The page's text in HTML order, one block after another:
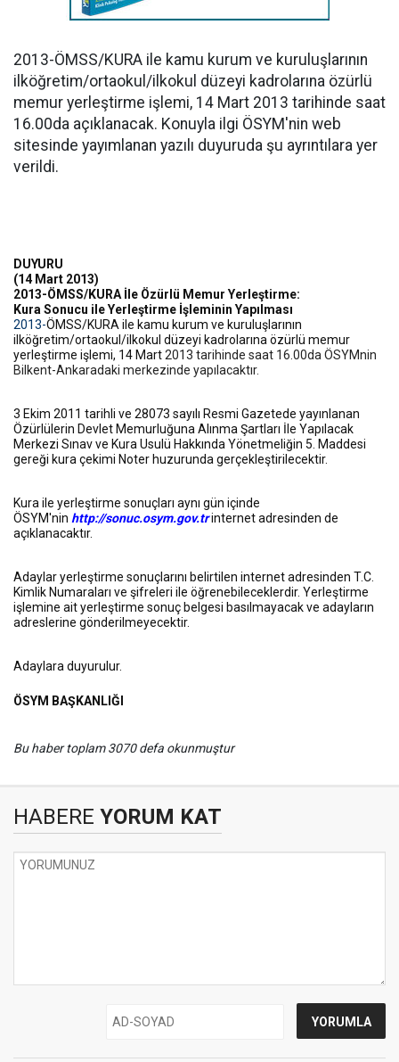
2013-ÖMSS/KURA ile kamu kurum ve kuruluşlarının
ilköğretim/ortaokul/ilkokul düzeyi kadrolarına özürlü
memur yerleştirme işlemi, 14 Mart 2013 tarihinde saat
16.00da açıklanacak. Konuyla ilgi ÖSYM'nin web
sitesinde yayımlanan yazılı duyuruda şu ayrıntılara yer
verildi.
DUYURU
(14 Mart 2013)
2013-ÖMSS/KURA İle Özürlü Memur Yerleştirme:
Kura Sonucu ile Yerleştirme İşleminin Yapılması
2013-ÖMSS/KURA ile kamu kurum ve kuruluşlarının
ilköğretim/ortaokul/ilkokul düzeyi kadrolarına özürlü memur
yerleştirme işlemi, 14 Mart2013 tarihinde saat 16.00da ÖSYMnin
Bilkent-Ankaradaki merkezinde yapılacaktır.
3 Ekim 2011 tarihli ve 28073 sayılı Resmi Gazetede yayınlanan
Özürlülerin Devlet Memurluğuna Alınma Şartları İle Yapılacak
Merkezi Sınav ve Kura Usulü Hakkında Yönetmeliğin 5. Maddesi
gereği kura çekimi Noter huzurunda gerçekleştirilecektir.
Kura ile yerleştirme sonuçları aynı gün içinde
ÖSYM'nin http://sonuc.osym.gov.trinternet adresinden de
açıklanacaktır.
Adaylar yerleştirme sonuçlarını belirtilen internet adresinden T.C.
Kimlik Numaraları ve şifreleri ile öğrenebileceklerdir. Yerleştirme
işlemine ait yerleştirme sonuç belgesi basılmayacak ve adayların
adreslerine gönderilmeyecektir.
Adaylara duyurulur.
ÖSYM BAŞKANLIĞI
Bu haber toplam 3070 defa okunmuştur
HABERE YORUM KAT